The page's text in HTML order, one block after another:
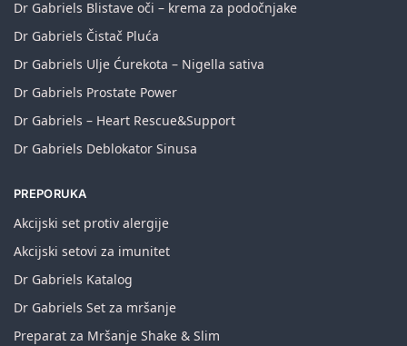
Dr Gabriels Blistave oči – krema za podočnjake
Dr Gabriels Čistač Pluća
Dr Gabriels Ulje Ćurekota – Nigella sativa
Dr Gabriels Prostate Power
Dr Gabriels – Heart Rescue&Support
Dr Gabriels Deblokator Sinusa
PREPORUKA
Akcijski set protiv alergije
Akcijski setovi za imunitet
Dr Gabriels Katalog
Dr Gabriels Set za mršanje
Preparat za Mršanje Shake & Slim